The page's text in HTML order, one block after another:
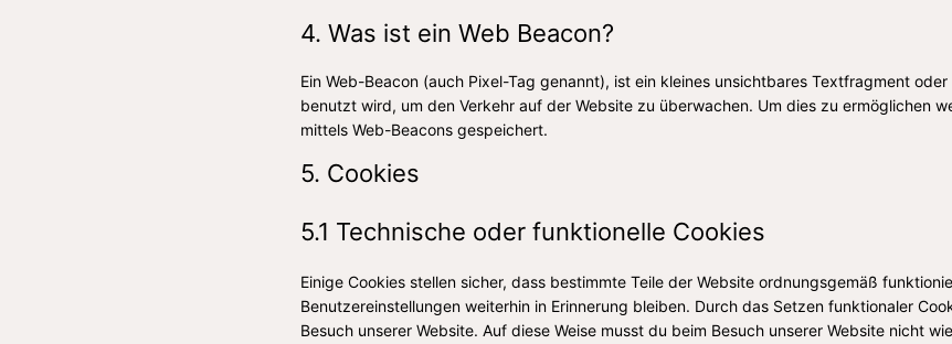
4. Was ist ein Web Beacon?
Ein Web-Beacon (auch Pixel-Tag genannt), ist ein kleines unsichtbares Textfragment
benutzt wird, um den Verkehr auf der Website zu überwachen. Um dies zu ermöglichen
mittels Web-Beacons gespeichert.
5. Cookies
5.1 Technische oder funktionelle Cookies
Einige Cookies stellen sicher, dass bestimmte Teile der Website ordnungsgemäß
Benutzereinstellungen weiterhin in Erinnerung bleiben. Durch das Setzen funktionaler
Besuch unserer Website. Auf diese Weise musst du beim Besuch unserer Website nicht